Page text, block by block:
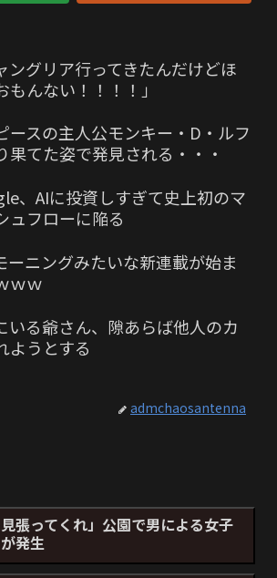
ングリア行ってきたんだけどほ
もんない！！！！」
ースの主人公モンキー・D・ルフ
果てた姿で発見される・・・
、AIに投資しすぎて史上初のマ
ュフローに陥る
ーニングみたいな新連載が始ま
ｗｗ
いる爺さん、隙あらば他人のカ
ようとする
admchaosantenna
見張ってくれ」公園で男による女子
発生